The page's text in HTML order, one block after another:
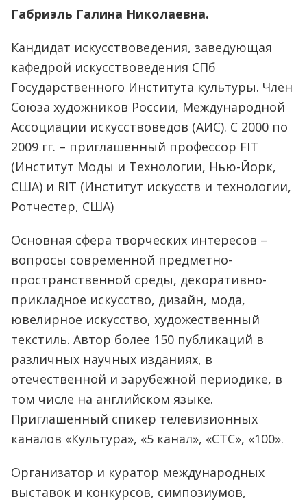
Габриэль Галина Николаевна.
Кандидат искусствоведения, заведующая
кафедрой искусствоведения СПб
Государственного Института культуры. Член
Союза художников России, Международной
Ассоциации искусствоведов (АИС). С 2000 по
2009 гг. – приглашенный профессор FIT
(Институт Моды и Технологии, Нью-Йорк,
США) и RIT (Институт искусств и технологии,
Ротчестер, США)
Основная сфера творческих интересов –
вопросы современной предметно-
пространственной среды, декоративно-
прикладное искусство, дизайн, мода,
ювелирное искусство, художественный
текстиль. Автор более 150 публикаций в
различных научных изданиях, в
отечественной и зарубежной периодике, в
том числе на английском языке.
Приглашенный спикер телевизионных
каналов «Культура», «5 канал», «СТС», «100».
Организатор и куратор международных
выставок и конкурсов, симпозиумов,